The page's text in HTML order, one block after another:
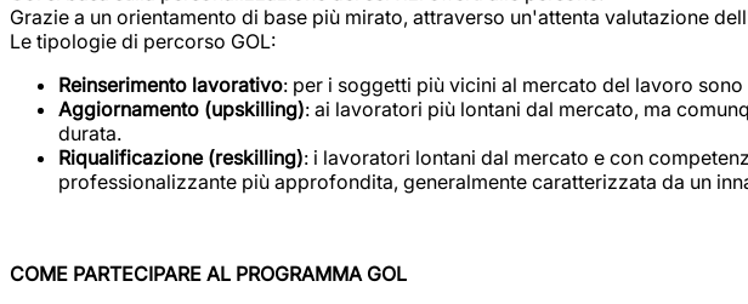
Grazie a un orientamento di base più mirato, attraverso un'attenta valutazione
Le tipologie di percorso GOL:
Reinserimento lavorativo: per i soggetti più vicini al mercato del lavoro
Aggiornamento (upskilling): ai lavoratori più lontani dal mercato, ma
durata.
Riqualificazione (reskilling): i lavoratori lontani dal mercato e con
professionalizzante più approfondita, generalmente caratterizzata da un
COME PARTECIPARE AL PROGRAMMA GOL